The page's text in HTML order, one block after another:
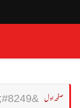
صفحہ اول